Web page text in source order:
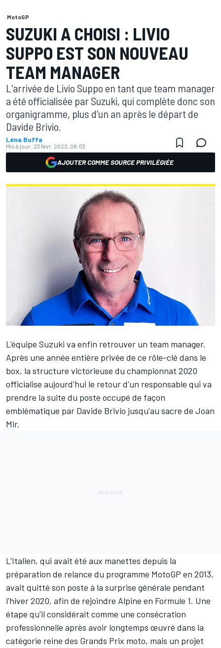
MotoGP
SUZUKI A CHOISI : LIVIO
SUPPO EST SON NOUVEAU
TEAM MANAGER
L'arrivée de Livio Suppo en tant que team manager
a été officialisée par Suzuki, qui complète donc son
organigramme, plus d'un an après le départ de
Davide Brivio.
Léna Buffa
Mis à jour: 23 févr. 2022, 08:03
AJOUTER COMME SOURCE PRIVILÉGIÉE
L'équipe Suzuki va enfin retrouver un team manager.
Après une année entière privée de ce rôle-clé dans le
box, la structure victorieuse du championnat 2020
officialise aujourd'hui le retour d'un responsable qui va
prendre la suite du poste occupé de façon
emblématique par Davide Brivio jusqu'au sacre de Joan
Mir.
L'Italien, qui avait été aux manettes depuis la
préparation de relance du programme MotoGP en 2013,
avait quitté son poste à la surprise générale pendant
l'hiver 2020, afin de rejoindre Alpine en Formule 1. Une
étape qu'il considérait comme une consécration
professionnelle après avoir longtemps œuvré dans la
catégorie reine des Grands Prix moto, mais un projet